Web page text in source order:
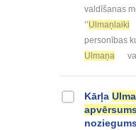
valdīšanas
‘’Ulmaņlaiki
personības
Ulmaņa
Kārļa